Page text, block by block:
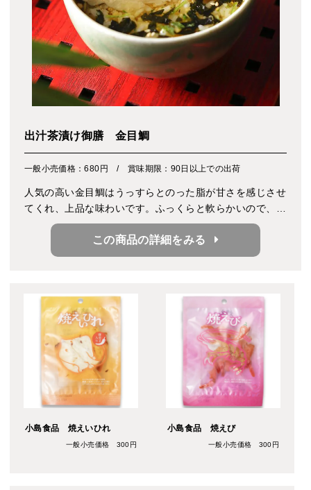
出汁茶漬け御膳 金目鯛
一般小売価格：680円 / 賞味期限：90日以上での出荷
人気の高い金目鯛はうっすらとのった脂が甘さを感じさせ
てくれ、上品な味わいです。ふっくらと軟らかいので、ご
年配のかたにも食べやすいお魚です。 炊き込みご飯でも
この商品の詳細をみる
小島食品 焼えいひれ
一般小売価格 300円
小島食品 焼えび
一般小売価格 300円